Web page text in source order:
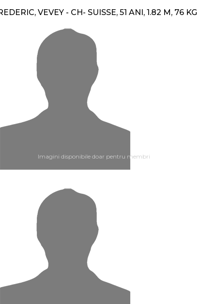
VEVEY - CH- SUISSE, 51 ANI, 1.82 M, 76 KG
Imagini disponibile doar pentru membri